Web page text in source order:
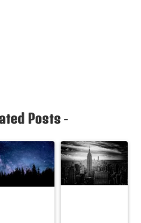
Posts-